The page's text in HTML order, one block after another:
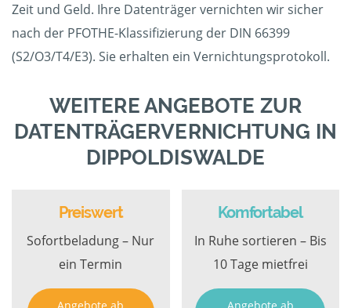
Zeit und Geld. Ihre Datenträger vernichten wir sicher
nach der PFOTHE-Klassifizierung der DIN 66399
(S2/O3/T4/E3). Sie erhalten ein Vernichtungsprotokoll.
WEITERE ANGEBOTE ZUR
DATENTRÄGERVERNICHTUNG IN
DIPPOLDISWALDE
Preiswert
Sofortbeladung – Nur
ein Termin
Komfortabel
In Ruhe sortieren – Bis
10 Tage mietfrei